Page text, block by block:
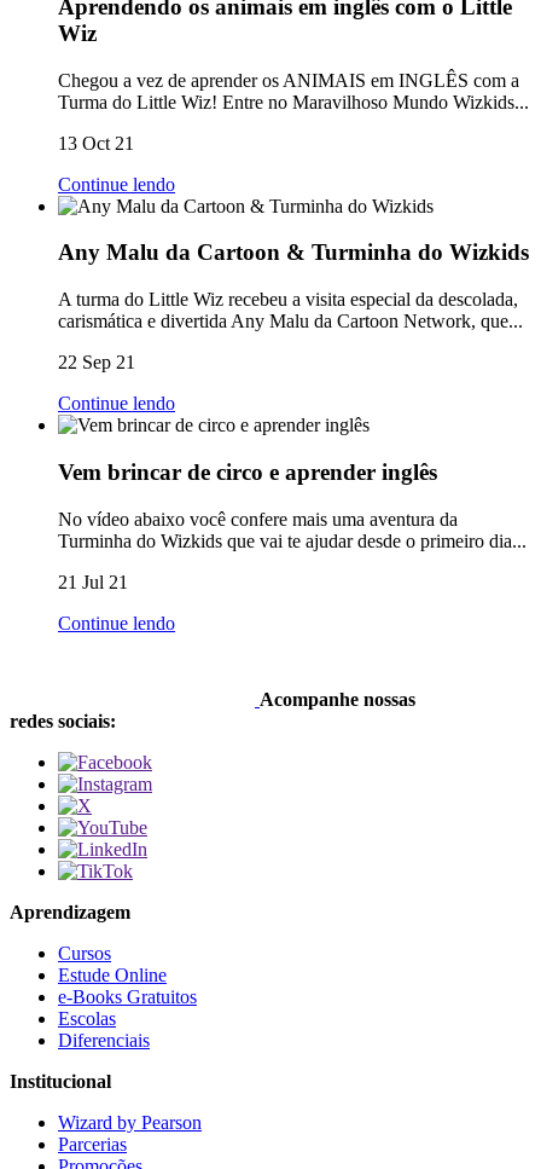
Aprendendo os animais em inglês com o Little
Wiz
Chegou a vez de aprender os ANIMAIS em INGLÊS com a
Turma do Little Wiz! Entre no Maravilhoso Mundo Wizkids...
13 Oct 21
Continue lendo
Any Malu da Cartoon & Turminha do Wizkids
A turma do Little Wiz recebeu a visita especial da descolada,
carismática e divertida Any Malu da Cartoon Network, que...
22 Sep 21
Continue lendo
Vem brincar de circo e aprender inglês
No vídeo abaixo você confere mais uma aventura da
Turminha do Wizkids que vai te ajudar desde o primeiro dia...
21 Jul 21
Continue lendo
Acompanhe nossas
redes sociais:
Aprendizagem
Cursos
Estude Online
e-Books Gratuitos
Escolas
Diferenciais
Institucional
Wizard by Pearson
Parcerias